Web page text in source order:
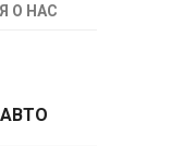
О НАС